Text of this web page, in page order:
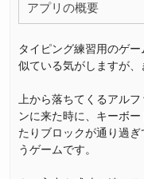
アプリの概要
タイピング練習用のゲ
似ている気がしますが
上から落ちてくるアル
ンに来た時に、キーボ
たりブロックが通り過
うゲームです。